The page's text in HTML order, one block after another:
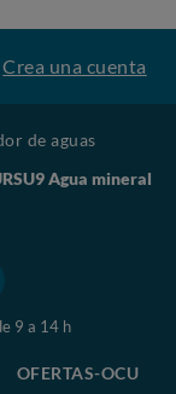
Crea una cuenta
de aguas
Agua mineral
9 a 14 h
OFERTAS-OCU